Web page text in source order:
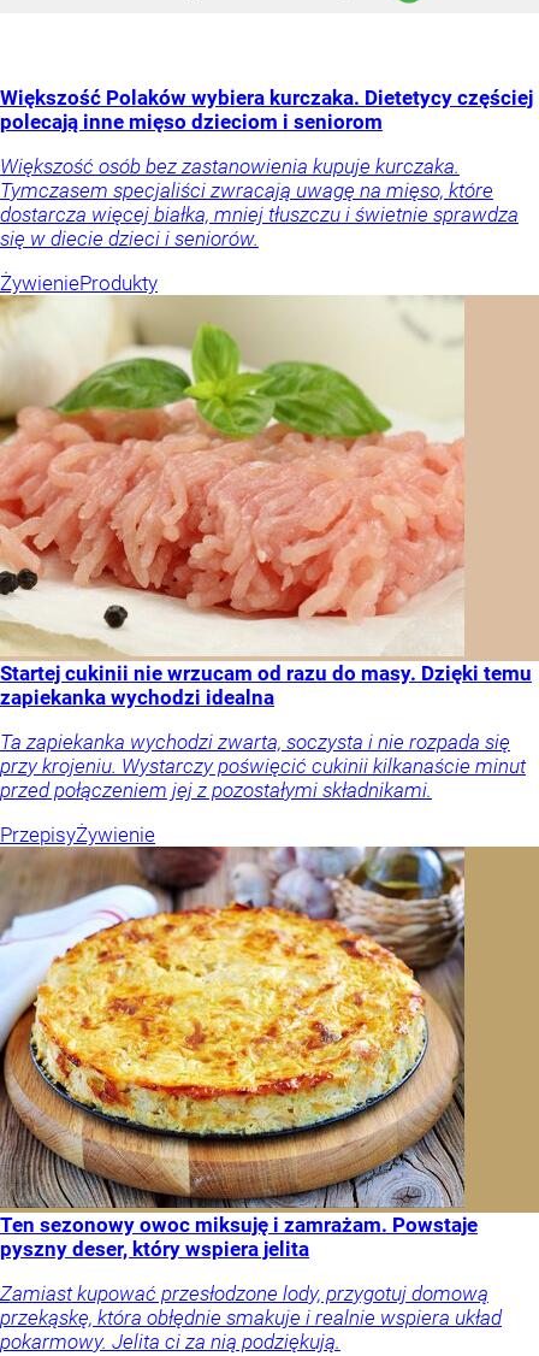
Większość Polaków wybiera kurczaka. Dietetycy częściej
polecają inne mięso dzieciom i seniorom
Większość osób bez zastanowienia kupuje kurczaka.
Tymczasem specjaliści zwracają uwagę na mięso, które
dostarcza więcej białka, mniej tłuszczu i świetnie sprawdza
się w diecie dzieci i seniorów.
ŻywienieProdukty
Startej cukinii nie wrzucam od razu do masy. Dzięki temu
zapiekanka wychodzi idealna
Ta zapiekanka wychodzi zwarta, soczysta i nie rozpada się
przy krojeniu. Wystarczy poświęcić cukinii kilkanaście minut
przed połączeniem jej z pozostałymi składnikami.
PrzepisyŻywienie
Ten sezonowy owoc miksuję i zamrażam. Powstaje
pyszny deser, który wspiera jelita
Zamiast kupować przesłodzone lody, przygotuj domową
przekąskę, która obłędnie smakuje i realnie wspiera układ
pokarmowy. Jelita ci za nią podziękują.